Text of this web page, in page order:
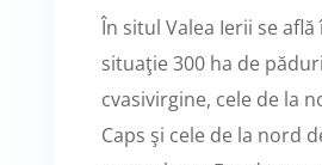
În situl Valea Ierii se află
situaţie 300 ha de
cvasivirgine, cele de la
Caps şi cele de la nord